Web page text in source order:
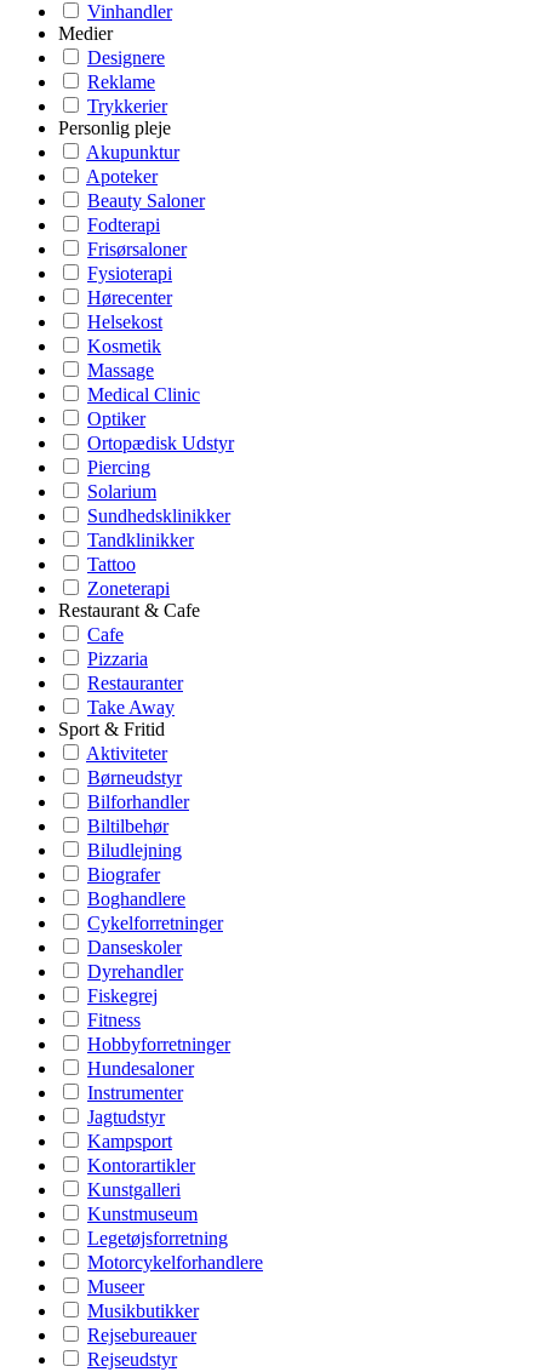
Vinhandler
Medier
Designere
Reklame
Trykkerier
Personlig pleje
Akupunktur
Apoteker
Beauty Saloner
Fodterapi
Frisørsaloner
Fysioterapi
Hørecenter
Helsekost
Kosmetik
Massage
Medical Clinic
Optiker
Ortopædisk Udstyr
Piercing
Solarium
Sundhedsklinikker
Tandklinikker
Tattoo
Zoneterapi
Restaurant & Cafe
Cafe
Pizzaria
Restauranter
Take Away
Sport & Fritid
Aktiviteter
Børneudstyr
Bilforhandler
Biltilbehør
Biludlejning
Biografer
Boghandlere
Cykelforretninger
Danseskoler
Dyrehandler
Fiskegrej
Fitness
Hobbyforretninger
Hundesaloner
Instrumenter
Jagtudstyr
Kampsport
Kontorartikler
Kunstgalleri
Kunstmuseum
Legetøjsforretning
Motorcykelforhandlere
Museer
Musikbutikker
Rejsebureauer
Rejseudstyr